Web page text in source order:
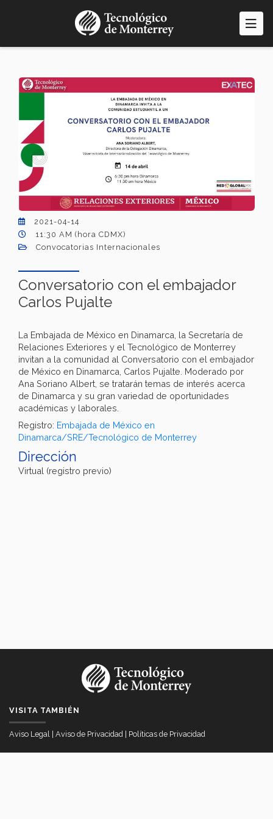
2021-04-14
11:30 AM (hora CDMX)
Convocatorias Internacionales
Conversatorio con el embajador
Carlos Pujalte
La Embajada de México en Dinamarca, la Secretaría de
Relaciones Exteriores y el Tecnológico de Monterrey
invitan a la comunidad al Conversatorio con el embajador
de México en Dinamarca, Carlos Pujalte. Moderado por
Ana Soriano Albert, se tratarán temas de interés acerca
de Dinamarca y su gran variedad de oportunidades
académicas y laborales.
Registro: Embajada de México en
Dinamarca/SRE/Tecnológico de Monterrey
Dirección
Virtual (registro previo)
VISITA TAMBIÉN
Aviso Legal | Aviso de Privacidad | Políticas de Privacidad